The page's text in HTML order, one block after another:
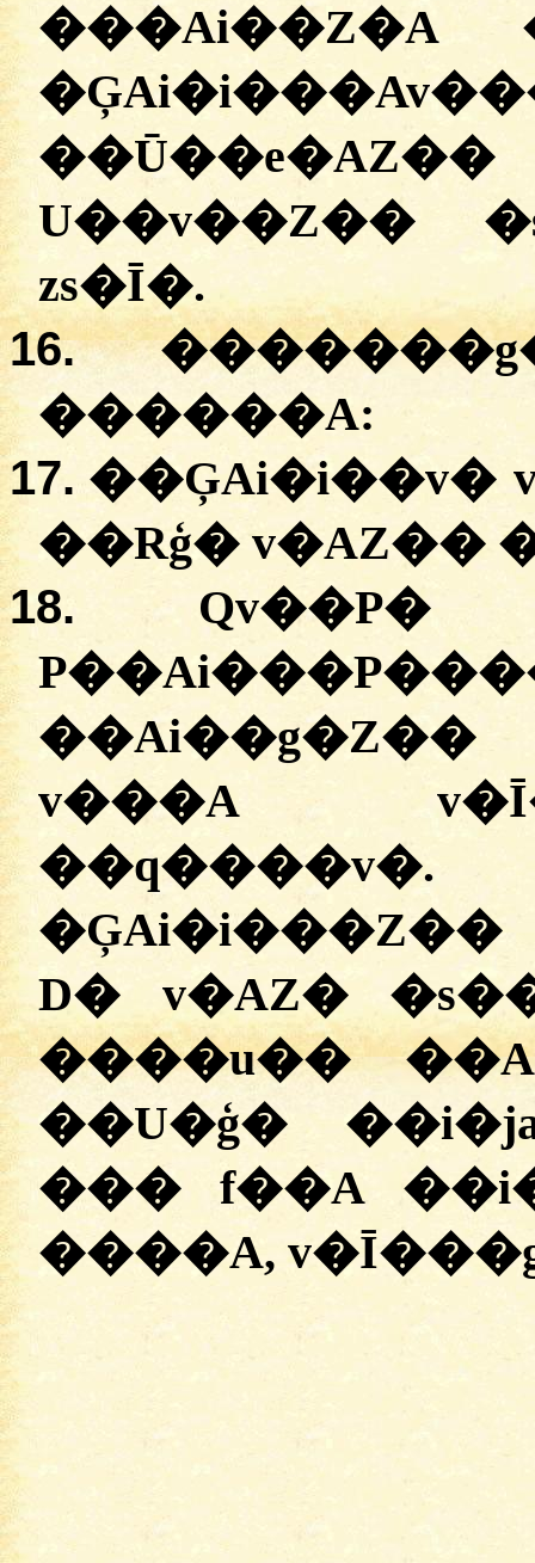
���Ai��Z�A
U��v��Z��
zs�Ī�.
16.
������A:
17. ��ĢAi�i��v�
��Rģ� v�AZ��
18.
��Ai��g�Z��
v���A
�ĢAi�i���Z��
D� v�AZ�
����u��
��U�ģ�
��� f��A
����A,